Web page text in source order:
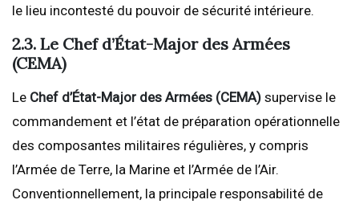
le lieu incontesté du pouvoir de sécurité intérieure.
2.3. Le Chef d’État-Major des Armées
(CEMA)
Le Chef d’État-Major des Armées (CEMA) supervise le
commandement et l’état de préparation opérationnelle
des composantes militaires régulières, y compris
l’Armée de Terre, la Marine et l’Armée de l’Air.
Conventionnellement, la principale responsabilité de